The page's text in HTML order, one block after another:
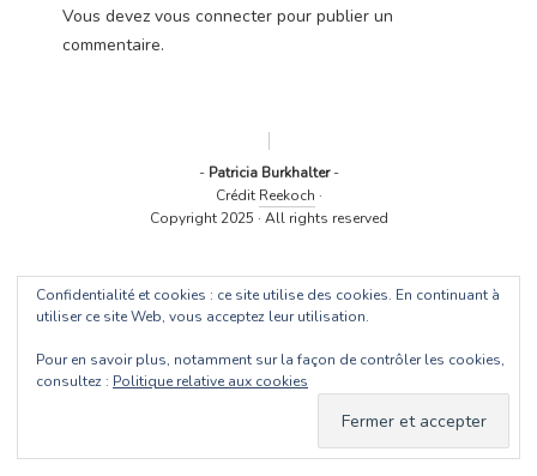
Vous devez vous connecterpour publier un
commentaire.
- Patricia Burkhalter-
Crédit Reekoch ·
Copyright 2025 · All rights reserved
Confidentialité et cookies : ce site utilise des cookies. En continuant à
utiliser ce site Web, vous acceptez leur utilisation.
Pour en savoir plus, notamment sur la façon de contrôler les cookies,
consultez : Politique relative aux cookies